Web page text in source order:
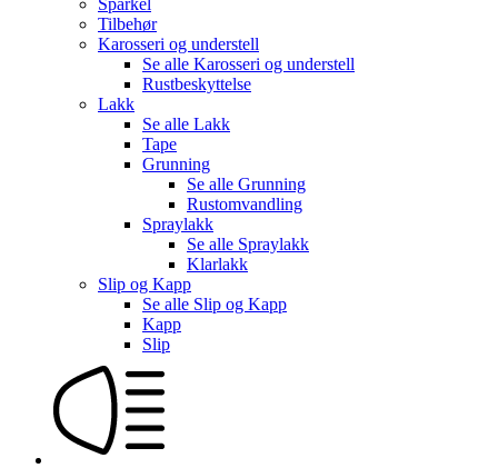
Tilbehør
Karosseri og understell
Se alle Karosseri og understell
Rustbeskyttelse
Lakk
Se alle Lakk
Tape
Grunning
Se alle Grunning
Rustomvandling
Spraylakk
Se alle Spraylakk
Klarlakk
Slip og Kapp
Se alle Slip og Kapp
Kapp
Slip